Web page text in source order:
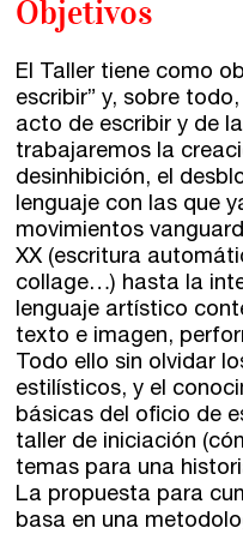
Tutorías
Directorios
Contacto
Escríbenos
Guía Rápida
Dónde estamos
Sede central:
Cervantes nº21,
28014 Madrid
Objetivos
El Taller tiene como
escribir” y, sobre
acto de escribir y de
trabajaremos la
desinhibición, el
lenguaje con las que
movimientos
XX (escritura
collage…) hasta la
lenguaje artístico
texto e imagen,
Todo ello sin olvidar
estilísticos, y el
básicas del oficio de
taller de iniciación
temas para una
La propuesta para
basa en una